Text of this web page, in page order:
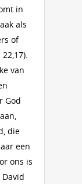
in
als
of
van
God
die
een
ons is